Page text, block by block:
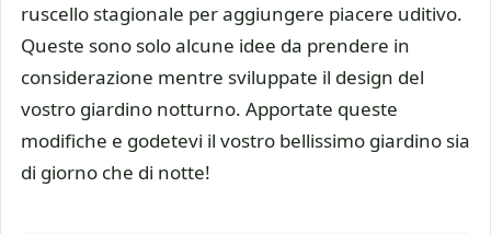
ruscello stagionale per aggiungere piacere uditivo.
Queste sono solo alcune idee da prendere in
considerazione mentre sviluppate il design del
vostro giardino notturno. Apportate queste
modifiche e godetevi il vostro bellissimo giardino sia
di giorno che di notte!